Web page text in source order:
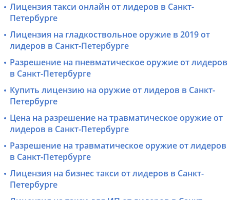
Лицензия такси онлайн от лидеров в Санкт-
Петербурге
Лицензия на гладкоствольное оружие в 2019 от
лидеров в Санкт-Петербурге
Разрешение на пневматическое оружие от лидеров
в Санкт-Петербурге
Купить лицензию на оружие от лидеров в Санкт-
Петербурге
Цена на разрешение на травматическое оружие от
лидеров в Санкт-Петербурге
Разрешение на травматическое оружие от лидеров
в Санкт-Петербурге
Лицензия на бизнес такси от лидеров в Санкт-
Петербурге